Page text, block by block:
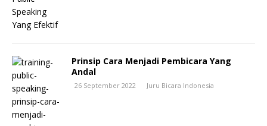
Prinsip Cara Menjadi Pembicara Yang
Andal
26 September 2022 Juru Bicara Indonesia